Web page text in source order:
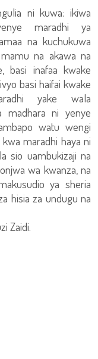
ni kuwa: ikiwa
maradhi ya
na kuchukuwa
na akawa na
basi inafaa kwake
basi haifai kwake
yake wala
madhara ni yenye
watu wengi
maradhi haya ni
sio uambukizaji na
wa kwanza, na
ya sheria
hisia za undugu na
Zaidi.